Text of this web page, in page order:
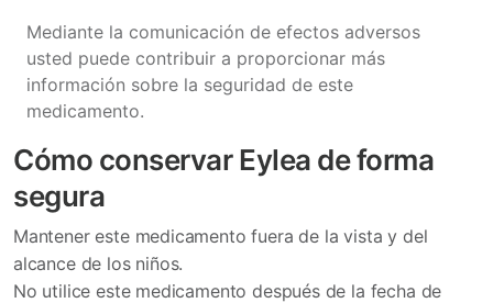
Mediante la comunicación de efectos adversos
usted puede contribuir a proporcionar más
información sobre la seguridad de este
medicamento.
Cómo conservar Eylea de forma
segura
Mantener este medicamento fuera de la vista y del
alcance de los niños.
No utilice este medicamento después de la fecha de